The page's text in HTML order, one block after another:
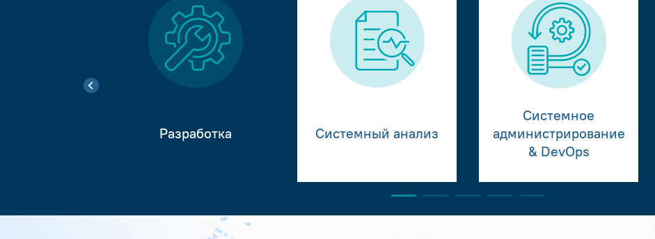
Разработка Системный анализ
Системное
администрирование
& DevOps